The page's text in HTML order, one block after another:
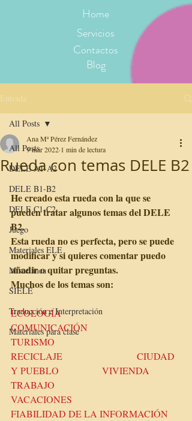
Home
Servicios
Contactos
Blog
Entrada
All Posts
DELE A1-A2
DELE B1-B2
DELE C1-C2
Juego
Materiales ELE
Miscelánea
SIELE
Traducción e Interpretación
Materiales para clase
All Posts
Rueda con temas DELE B2
Ana Mª Pérez Fernández
9 mar 2022 1 min de lectura
He creado esta rueda con la que se
pueden tratar algunos temas del DELE
B2.
Esta rueda no es perfecta, pero se puede
modificar y si quieres comentar puedo
añadir o quitar preguntas.
Muchos de los temas son:
ECOLOGÍA
COMUNICACIÓN
TURISMO
RECICLAJE                               CIUDAD
Y PUEBLO                  VIVIENDA
TRABAJO
VACACIONES
FIABILIDAD DE LA INFORMACIÓN